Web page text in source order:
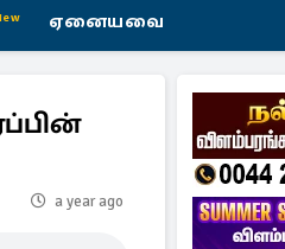
ஏனையவை
a year ago